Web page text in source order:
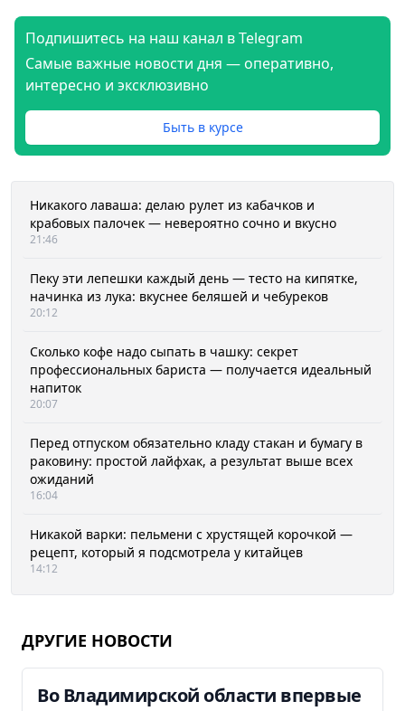
Подпишитесь на наш канал в Telegram
Самые важные новости дня — оперативно,
интересно и эксклюзивно
Быть в курсе
Никакого лаваша: делаю рулет из кабачков и
крабовых палочек — невероятно сочно и вкусно
21:46
Пеку эти лепешки каждый день — тесто на кипятке,
начинка из лука: вкуснее беляшей и чебуреков
20:12
Сколько кофе надо сыпать в чашку: секрет
профессиональных бариста — получается идеальный
напиток
20:07
Перед отпуском обязательно кладу стакан и бумагу в
раковину: простой лайфхак, а результат выше всех
ожиданий
16:04
Никакой варки: пельмени с хрустящей корочкой —
рецепт, который я подсмотрела у китайцев
14:12
ДРУГИЕ НОВОСТИ
Во Владимирской области впервые